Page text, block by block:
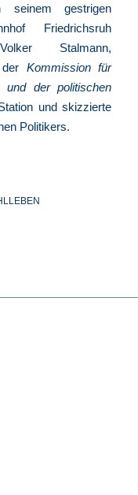
seinem gestrigen
Friedrichsruh
Stalmann,
Kommission für
und der politischen
und skizzierte
Politikers.